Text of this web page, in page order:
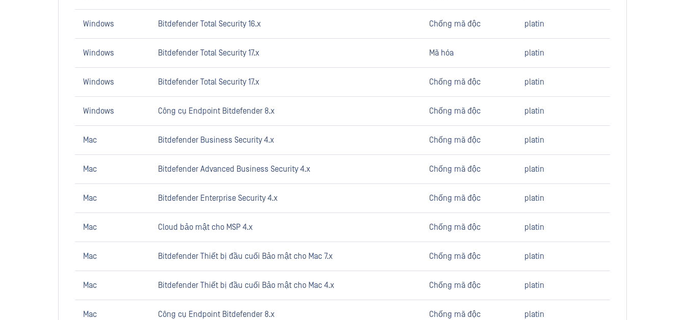
Windows Bitdefender Total Security 16.x Chống mã độc platin
Windows Bitdefender Total Security 17.x Mã hóa platin
Windows Bitdefender Total Security 17.x Chống mã độc platin
Windows Công cụ Endpoint Bitdefender 8.x Chống mã độc platin
Mac Bitdefender Business Security 4.x Chống mã độc platin
Mac Bitdefender Advanced Business Security 4.x Chống mã độc platin
Mac Bitdefender Enterprise Security 4.x Chống mã độc platin
Mac Cloud bảo mật cho MSP 4.x Chống mã độc platin
Mac Bitdefender Thiết bị đầu cuối Bảo mật cho Mac 7.x Chống mã độc platin
Mac Bitdefender Thiết bị đầu cuối Bảo mật cho Mac 4.x Chống mã độc platin
Mac Công cụ Endpoint Bitdefender 8.x Chống mã độc platin